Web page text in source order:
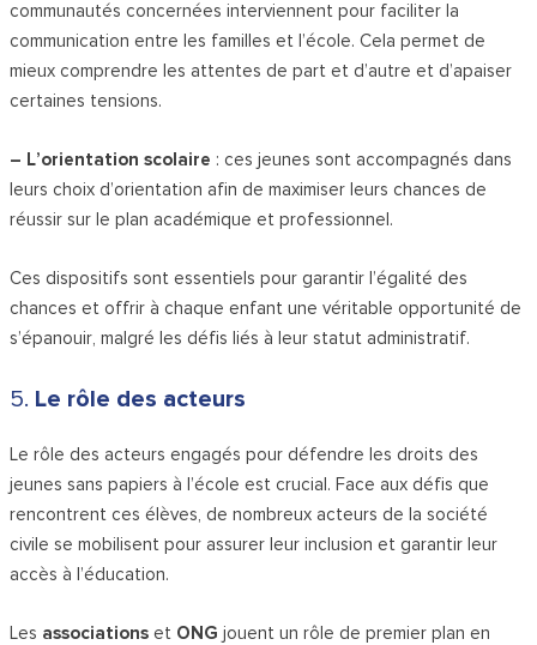
communautés concernées interviennent pour faciliter la
communication entre les familles et l’école. Cela permet de
mieux comprendre les attentes de part et d’autre et d’apaiser
certaines tensions.
– L’orientation scolaire : ces jeunes sont accompagnés dans
leurs choix d’orientation afin de maximiser leurs chances de
réussir sur le plan académique et professionnel.
Ces dispositifs sont essentiels pour garantir l’égalité des
chances et offrir à chaque enfant une véritable opportunité de
s’épanouir, malgré les défis liés à leur statut administratif.
5. Le rôle des acteurs
Le rôle des acteurs engagés pour défendre les droits des
jeunes sans papiers à l’école est crucial. Face aux défis que
rencontrent ces élèves, de nombreux acteurs de la société
civile se mobilisent pour assurer leur inclusion et garantir leur
accès à l’éducation.
Les associations et ONG jouent un rôle de premier plan en